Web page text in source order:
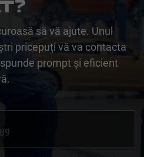
să vă ajute. Unul
pricepuți vă va contacta
prompt și eficient